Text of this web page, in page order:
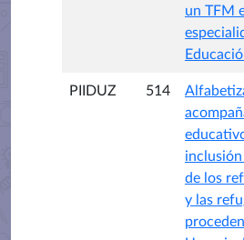
un TFM
PIIDUZ 514
inclusión
de los
y las